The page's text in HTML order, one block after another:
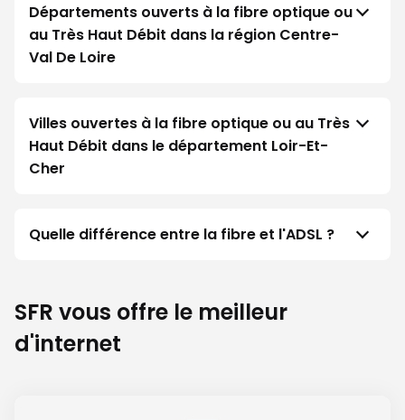
Départements ouverts à la fibre optique ou
au Très Haut Débit dans la région Centre-
Val De Loire
Villes ouvertes à la fibre optique ou au Très
Haut Débit dans le département Loir-Et-
Cher
Quelle différence entre la fibre et l'ADSL ?
SFR vous offre le meilleur
d'internet